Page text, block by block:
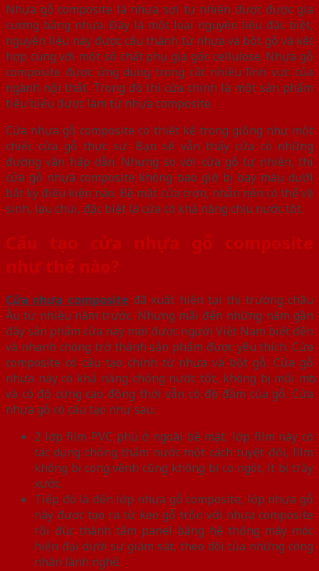
Nhựa gỗ composite là nhựa sợi tự nhiên được được gia
cường bằng nhựa. Đây là một loại nguyên liệu đặc biệt,
nguyên liệu này được cấu thành từ nhựa và bột gỗ và kết
hợp cùng với một số chất phụ gia gốc cellulose. Nhựa gỗ
composite được ứng dụng trong rất nhiều lĩnh vực của
ngành nội thất. Trong đó thì cửa chính là một sản phẩm
tiêu biểu được làm từ nhựa composite.
Cửa nhựa gỗ composite có thiết kế trong giống như một
chiếc cửa gỗ thực sự. Bạn sẽ vẫn thấy cửa có những
đường vân hấp dẫn. Nhưng so với cửa gỗ tự nhiên, thì
cửa gỗ nhựa composite không bao giờ bị bay màu dưới
bất kỳ điều kiện nào. Bề mặt cửa trơn, nhẵn nên có thể vệ
sinh, lau chùi, đặc biệt là cửa có khả năng chịu nước tốt.
Cấu tạo cửa nhựa gỗ composite
như thế nào?
Cửa nhựa composite đã xuất hiện tại thị trường châu
Âu từ nhiều năm trước. Nhưng mãi đến những năm gần
đây sản phẩm cửa này mới được người Việt Nam biết đến
và nhanh chóng trở thành sản phẩm được yêu thích. Cửa
composite có cấu tạo chính từ nhựa và bột gỗ. Cửa gỗ
nhựa này có khả năng chống nước tốt, không bị mối mọt
và có độ cứng cao đồng thời vẫn có độ đầm của gỗ. Cửa
nhựa gỗ có cấu tạo như sau:
2 lớp film PVC phủ ở ngoài bề mặt, lớp film này có
tác dụng chống thấm nước một cách tuyệt đối, film
không bị cong vênh cũng không bị co ngót, ít bị trầy
xước.
Tiếp đó là đến lớp nhựa gỗ composite, lớp nhựa gỗ
này được tạo ra từ keo gỗ trộn với nhựa composite
rồi đúc thành tấm panel bằng hệ thống máy móc
hiện đại dưới sự giám sát, theo dõi của những công
nhân lành nghề.